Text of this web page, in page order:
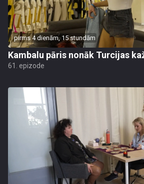
pirms 4 dienām, 15 stundām
Kambalu pāris nonāk Turcijas
61. epizode